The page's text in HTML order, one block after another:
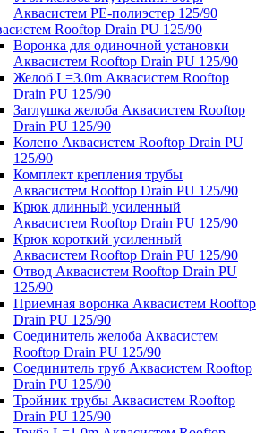
Аквасистем PE-полиэстер 125/90
Rooftop Drain PU 125/90
Воронка для одиночной установки
Аквасистем Rooftop Drain PU 125/90
Желоб L=3.0m Аквасистем Rooftop
Drain PU 125/90
Заглушка желоба Аквасистем Rooftop
Drain PU 125/90
Колено Аквасистем Rooftop Drain PU
125/90
Комплект крепления трубы
Аквасистем Rooftop Drain PU 125/90
Крюк длинный усиленный
Аквасистем Rooftop Drain PU 125/90
Крюк короткий усиленный
Аквасистем Rooftop Drain PU 125/90
Отвод Аквасистем Rooftop Drain PU
125/90
Приемная воронка Аквасистем Rooftop
Drain PU 125/90
Соединитель желоба Аквасистем
Rooftop Drain PU 125/90
Соединитель труб Аквасистем Rooftop
Drain PU 125/90
Тройник трубы Аквасистем Rooftop
Drain PU 125/90